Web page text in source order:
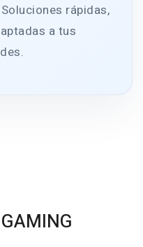
rápidas,
a tus